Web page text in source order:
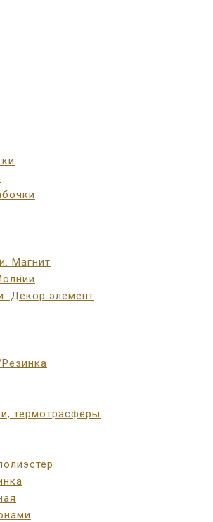
Магнит
Декор элемент
термотрасферы